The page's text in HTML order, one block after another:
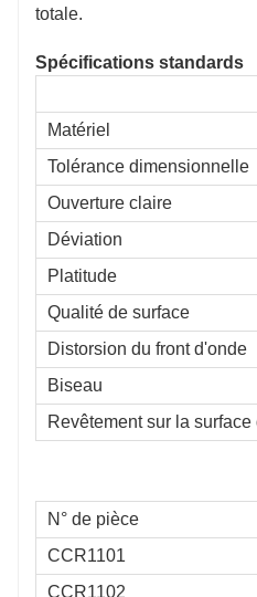
totale.
Spécifications standards
Matériel
Tolérance dimensionnelle
Ouverture claire
Déviation
Platitude
Qualité de surface
Distorsion du front d'onde
Biseau
Revêtement sur la
N° de pièce
CCR1101
CCR1102